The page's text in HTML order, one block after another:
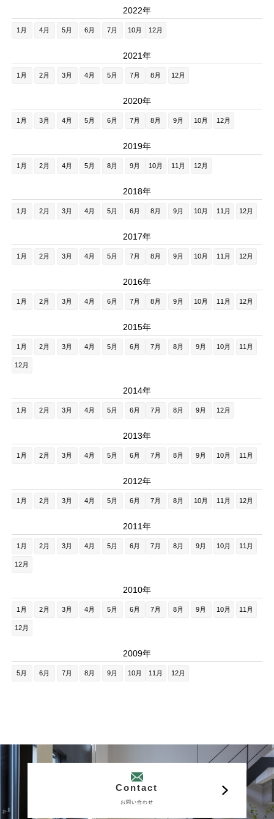
2022年
1月 4月 5月 6月 7月 10月 12月
2021年
1月 2月 3月 4月 5月 7月 8月 12月
2020年
1月 3月 4月 5月 6月 7月 8月 9月 10月 12月
2019年
1月 2月 4月 5月 8月 9月 10月 11月 12月
2018年
1月 2月 3月 4月 5月 6月 8月 9月 10月 11月 12月
2017年
1月 2月 3月 4月 5月 7月 8月 9月 10月 11月 12月
2016年
1月 2月 3月 4月 6月 7月 8月 9月 10月 11月 12月
2015年
1月 2月 3月 4月 5月 6月 7月 8月 9月 10月 11月
12月
2014年
1月 2月 3月 4月 5月 6月 7月 8月 9月 12月
2013年
1月 2月 3月 4月 5月 6月 7月 8月 9月 10月 11月
2012年
1月 2月 3月 4月 5月 6月 7月 8月 10月 11月 12月
2011年
1月 2月 3月 4月 5月 6月 7月 8月 9月 10月 11月
12月
2010年
1月 2月 3月 4月 5月 6月 7月 8月 9月 10月 11月
12月
2009年
5月 6月 7月 8月 9月 10月 11月 12月
Contact
お問い合わせ